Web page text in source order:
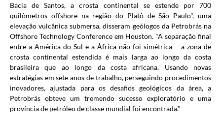
Bacia de Santos, a crosta continental se estende por 700
quilômetros offshore na região do Platô de São Paulo", uma
elevação vulcânica submersa, disseram geólogos da Petrobrás na
Offshore Technology Conference em Houston. "A separação final
entre a América do Sul e a África não foi simétrica – a zona de
crosta continental estendida é mais larga ao longo da costa
brasileira que ao longo da costa africana. Usando novas
estratégias em sete anos de trabalho, perseguindo procedimentos
inovadores, ajustada para os desafios geológicos da área, a
Petrobrás obteve um tremendo sucesso exploratório e uma
província de petróleo de classe mundial foi encontrada."